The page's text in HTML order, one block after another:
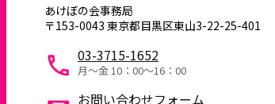
あけぼの会事務局
〒153-0043 東京都目黒区東山3-22-25-401
03-3715-1652
月～金 10：00〜16：00
お問い合わせフォーム